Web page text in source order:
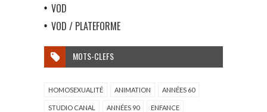
VOD
VOD / PLATEFORME
MOTS-CLEFS
HOMOSEXUALITÉ ANIMATION ANNÉES 60
STUDIO CANAL ANNÉES 90 ENFANCE